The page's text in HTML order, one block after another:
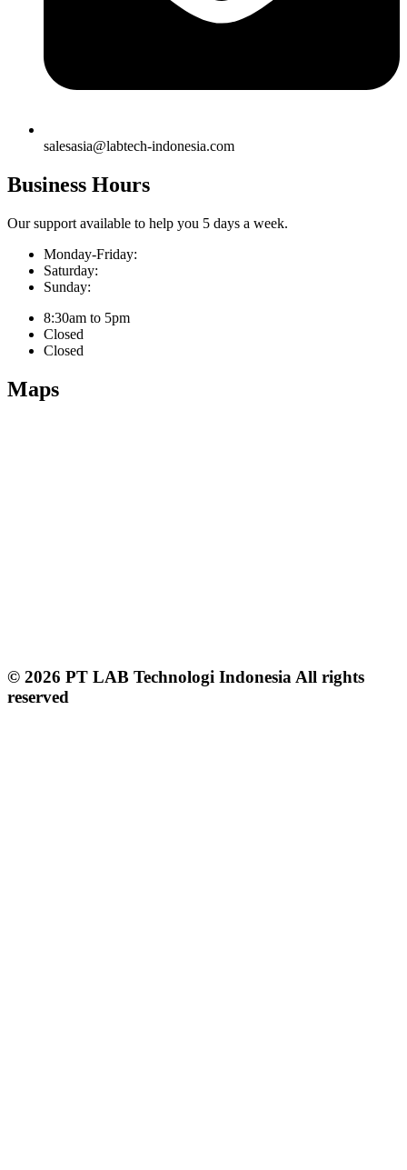
salesasia@labtech-indonesia.com
Business Hours
Our support available to help you 5 days a week.
Monday-Friday:
Saturday:
Sunday:
8:30am to 5pm
Closed
Closed
Maps
© 2026 PT LAB Technologi Indonesia All rights
reserved